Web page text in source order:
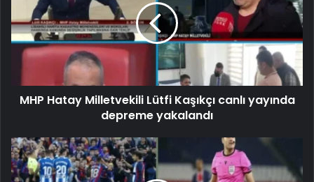
MHP Hatay Milletvekili Lütfi Kaşıkçı canlı yayında
depreme yakalandı